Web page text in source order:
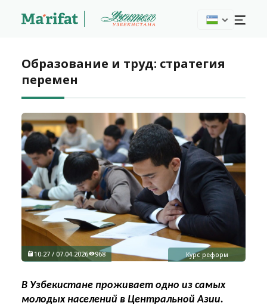
Образование и труд: стратегия
перемен
Курс реформ
10:27 / 07.04.2026 968
В Узбекистане проживает одно из самых
молодых населений в Центральной Азии.